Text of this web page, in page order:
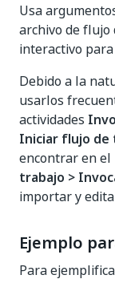
Usa
archivo de
interactivo
Debido a la
usarlos
actividades
Iniciar flujo
encontrar en el
trabajo >
importar y
Ejemplo
Para